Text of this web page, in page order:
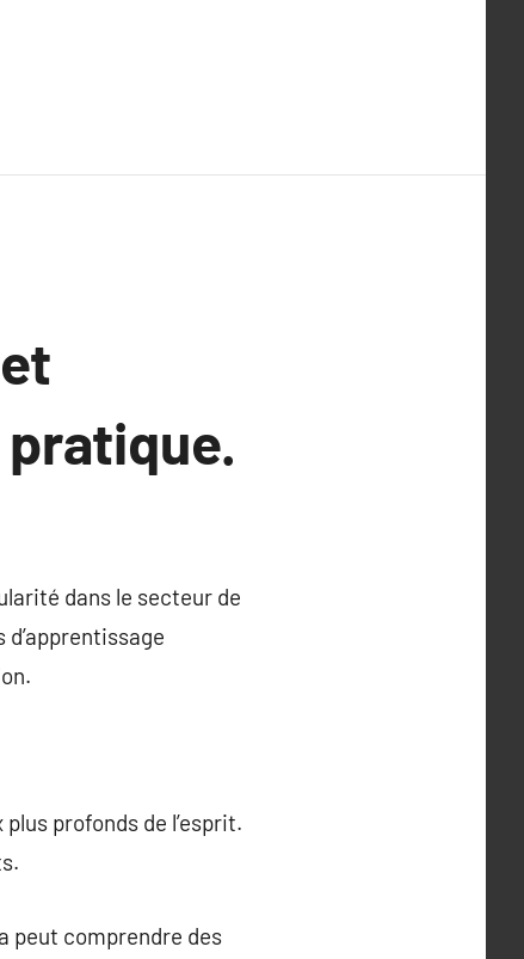
dans le secteur de
profonds de l’esprit.
peut comprendre des